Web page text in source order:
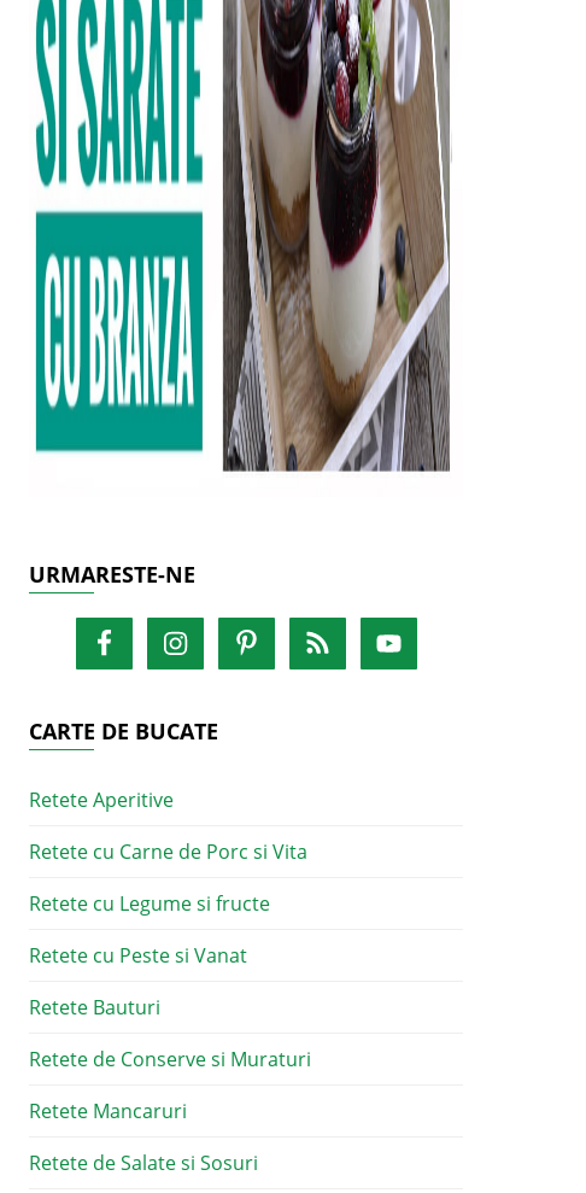
URMARESTE-NE
CARTE DE BUCATE
Retete Aperitive
Retete cu Carne de Porc si Vita
Retete cu Legume si fructe
Retete cu Peste si Vanat
Retete Bauturi
Retete de Conserve si Muraturi
Retete Mancaruri
Retete de Salate si Sosuri